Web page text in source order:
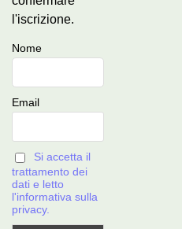
l'iscrizione.
Nome
Email
Si accetta il
trattamento dei
dati e letto
l'informativa sulla
privacy.